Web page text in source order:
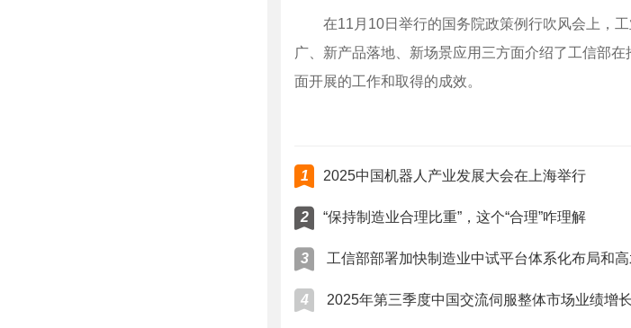
在11月10日举行的国务院政策例行吹风会上，
广、新产品落地、新场景应用三方面介绍了工信部
面开展的工作和取得的成效。
1 2025中国机器人产业发展大会在上海举行
2 “保持制造业合理比重”，这个“合理”咋理解
3 工信部部署加快制造业中试平台体系化布局和
4 2025年第三季度中国交流伺服整体市场业绩增